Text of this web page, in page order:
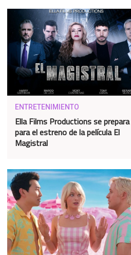
ENTRETENIMIENTO
Ella Films Productions se prepara
para el estreno de la película El
Magistral